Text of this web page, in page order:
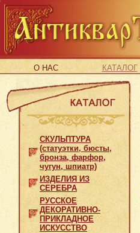
О НАС КАТАЛОГ
СКУЛЬПТУРА
(статуэтки, бюсты,
бронза, фарфор,
чугун, шпиатр)
ИЗДЕЛИЯ ИЗ
СЕРЕБРА
РУССКОЕ
ДЕКОРАТИВНО-
ПРИКЛАДНОЕ
ИСКУССТВО